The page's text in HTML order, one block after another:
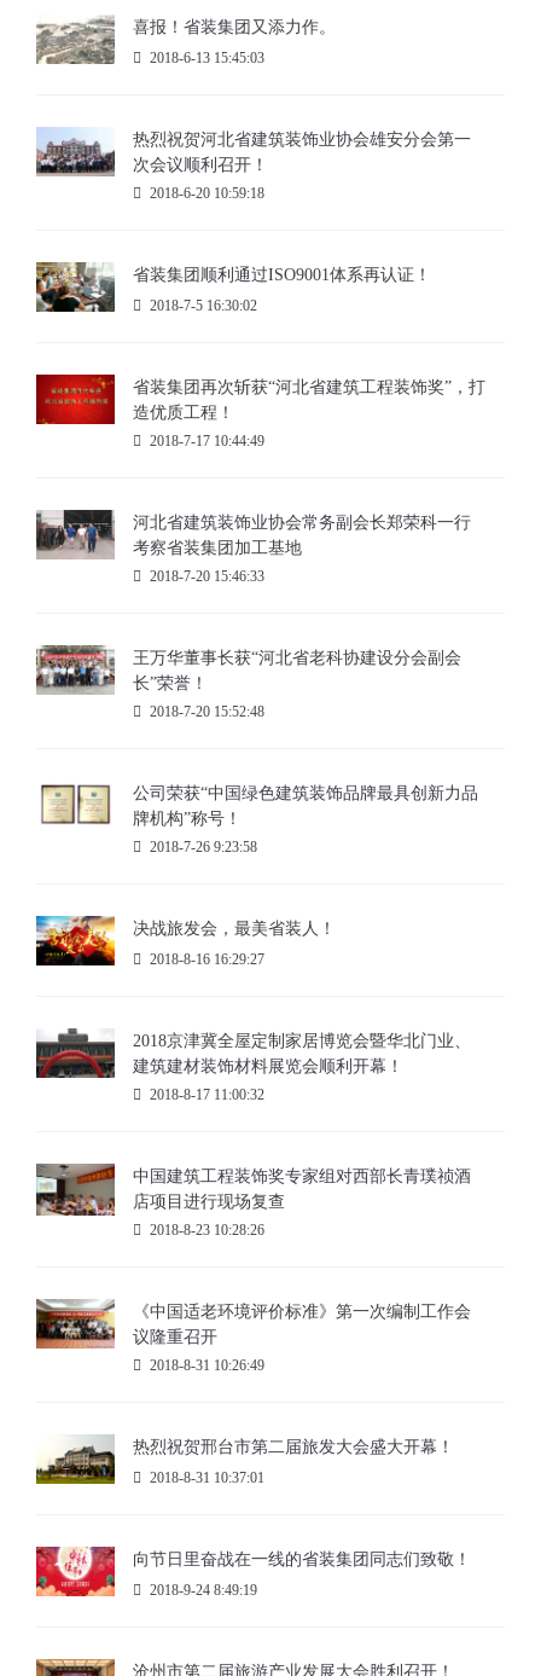
喜报！省装集团又添力作。
2018-6-13 15:45:03
热烈祝贺河北省建筑装饰业协会雄安分会第一
次会议顺利召开！
2018-6-20 10:59:18
省装集团顺利通过ISO9001体系再认证！
2018-7-5 16:30:02
省装集团再次斩获“河北省建筑工程装饰奖”，打
造优质工程！
2018-7-17 10:44:49
河北省建筑装饰业协会常务副会长郑荣科一行
考察省装集团加工基地
2018-7-20 15:46:33
王万华董事长获“河北省老科协建设分会副会
长”荣誉！
2018-7-20 15:52:48
公司荣获“中国绿色建筑装饰品牌最具创新力品
牌机构”称号！
2018-7-26 9:23:58
决战旅发会，最美省装人！
2018-8-16 16:29:27
2018京津冀全屋定制家居博览会暨华北门业、
建筑建材装饰材料展览会顺利开幕！
2018-8-17 11:00:32
中国建筑工程装饰奖专家组对西部长青璞祯酒
店项目进行现场复查
2018-8-23 10:28:26
《中国适老环境评价标准》第一次编制工作会
议隆重召开
2018-8-31 10:26:49
热烈祝贺邢台市第二届旅发大会盛大开幕！
2018-8-31 10:37:01
向节日里奋战在一线的省装集团同志们致敬！
2018-9-24 8:49:19
沧州市第二届旅游产业发展大会胜利召开！